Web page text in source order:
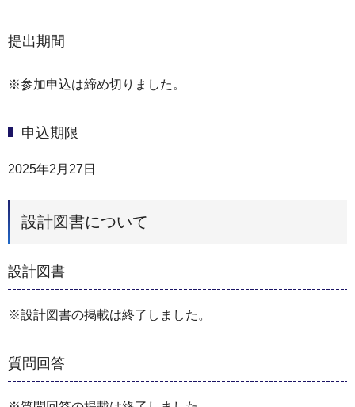
提出期間
※参加申込は締め切りました。
申込期限
2025年2月27日
設計図書について
設計図書
※設計図書の掲載は終了しました。
質問回答